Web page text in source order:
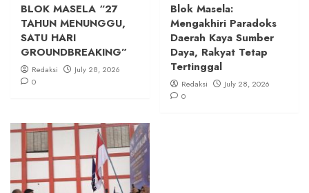
BLOK MASELA “27
TAHUN MENUNGGU,
SATU HARI
GROUNDBREAKING”
Redaksi
July 28, 2026
0
Blok Masela:
Mengakhiri Paradoks
Daerah Kaya Sumber
Daya, Rakyat Tetap
Tertinggal
Redaksi
July 28, 2026
0